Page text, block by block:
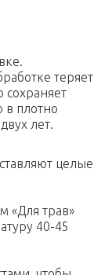
теряет
сохраняет
в плотно
лет.
целые
«Для трав»
40-45